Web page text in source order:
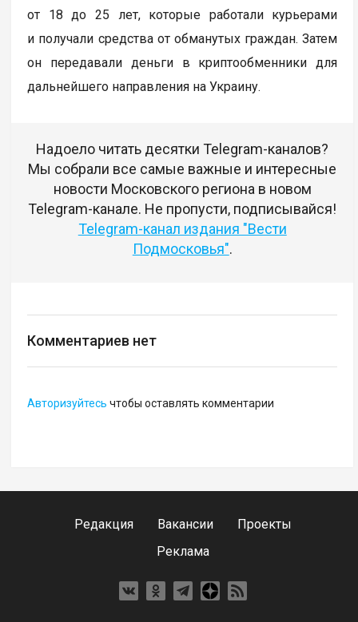
от 18 до 25 лет, которые работали курьерами
и получали средства от обманутых граждан. Затем
он передавали деньги в криптообменники для
дальнейшего направления на Украину.
Надоело читать десятки Telegram-каналов?
Мы собрали все самые важные и интересные
новости Московского региона в новом
Telegram-канале. Не пропусти, подписывайся!
Telegram-канал издания "Вести
Подмосковья".
Комментариев нет
Авторизуйтесь чтобы оставлять комментарии
Редакция Вакансии
Проекты
Реклама